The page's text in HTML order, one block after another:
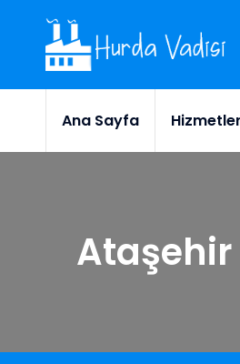
Ana Sayfa Hizmetler
Ataşehir